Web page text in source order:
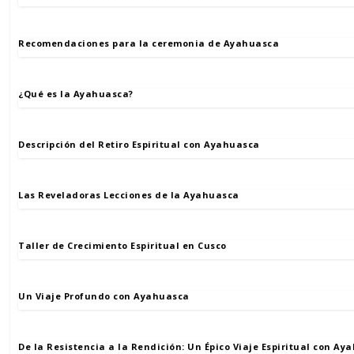
Recomendaciones para la ceremonia de Ayahuasca
¿Qué es la Ayahuasca?
Descripción del Retiro Espiritual con Ayahuasca
Las Reveladoras Lecciones de la Ayahuasca
Taller de Crecimiento Espiritual en Cusco
Un Viaje Profundo con Ayahuasca
De la Resistencia a la Rendición: Un Épico Viaje Espiritual con